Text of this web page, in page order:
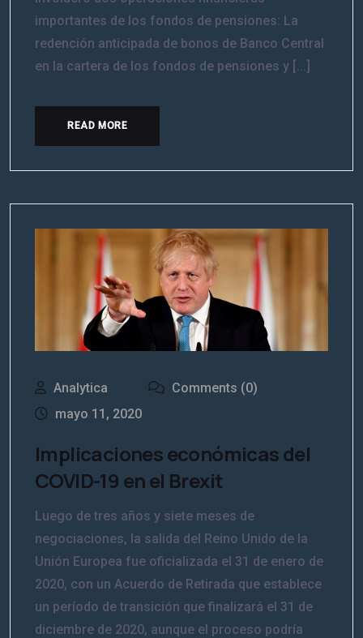
importantes de los fondos de pensiones: La
redención anticipada de bonos de Banco Central
en la cartera de los fondos de pensiones y [...]
READ MORE
Analytica
Comments (0)
mayo 11, 2020
Implicaciones económicas del
COVID-19 en el Brexit
Luego de tres años y siete meses de
negociaciones, la salida del Reino Unido de la
Unión Europea fue oficializada el 31 de enero de
2020, con un Acuerdo de Retirada que establece
un período de transición que finalizará el 31 de
diciembre de 2020, aunque el proceso podría